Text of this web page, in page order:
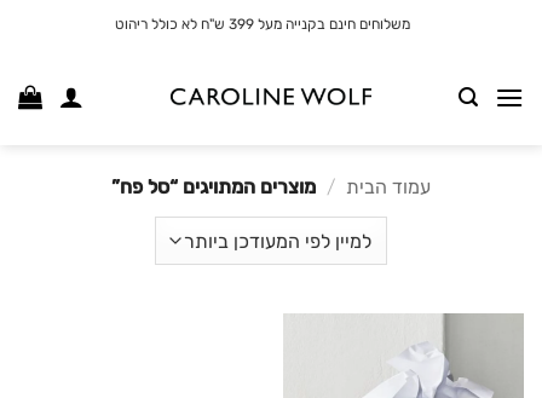
משלוחים חינם בקנייה מעל 399 ש"ח לא כולל ריהוט
עמוד הבית / מוצרים המתויגים “סל פח”